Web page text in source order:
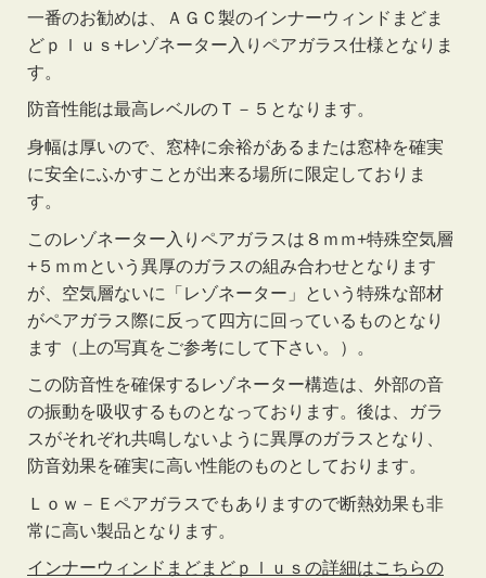
一番のお勧めは、ＡＧＣ製のインナーウィンドまどま
どｐｌｕｓ+レゾネーター入りペアガラス仕様となりま
す。
防音性能は最高レベルのＴ－５となります。
身幅は厚いので、窓枠に余裕があるまたは窓枠を確実
に安全にふかすことが出来る場所に限定しておりま
す。
このレゾネーター入りペアガラスは８ｍｍ+特殊空気層
+５ｍｍという異厚のガラスの組み合わせとなります
が、空気層ないに「レゾネーター」という特殊な部材
がペアガラス際に反って四方に回っているものとなり
ます（上の写真をご参考にして下さい。）。
この防音性を確保するレゾネーター構造は、外部の音
の振動を吸収するものとなっております。後は、ガラ
スがそれぞれ共鳴しないように異厚のガラスとなり、
防音効果を確実に高い性能のものとしております。
Ｌｏｗ－Ｅペアガラスでもありますので断熱効果も非
常に高い製品となります。
インナーウィンドまどまどｐｌｕｓの詳細はこちらの